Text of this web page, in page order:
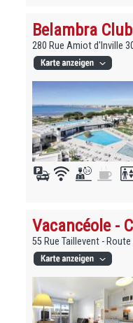
Belambra
280 Rue Amiot d'Inville
Vacancéole -
55 Rue Taillevent -